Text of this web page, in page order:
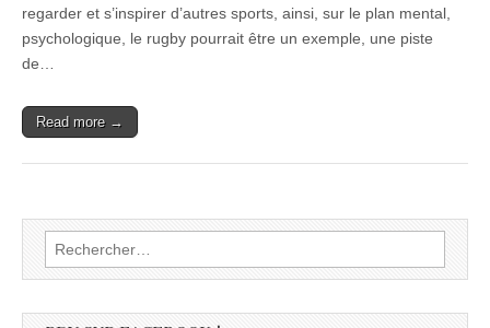
regarder et s’inspirer d’autres sports, ainsi, sur le plan mental,
psychologique, le rugby pourrait être un exemple, une piste
de…
Read more →
Rechercher :